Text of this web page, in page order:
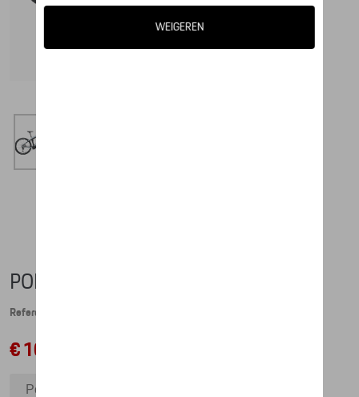
PORSCHE EBIKE CROSS (2023) - S
Referentie: WAP066EBS0P00S
€ 10.168,07
Porsche eBike Cross (2023) - S